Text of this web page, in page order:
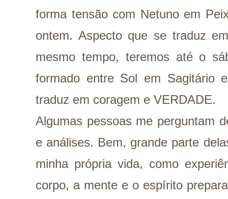
forma tensão com Netuno em
ontem. Aspecto que se traduz
mesmo tempo, teremos até o
formado entre Sol em Sagitário
traduz em coragem e VERDADE.
Algumas pessoas me perguntam
e análises. Bem, grande parte
minha própria vida, como
corpo, a mente e o espírito